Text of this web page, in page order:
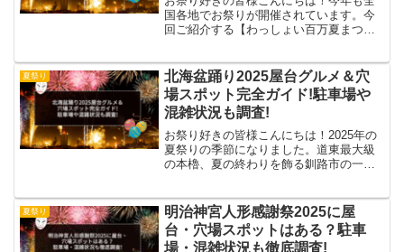
国各地でお祭りが開催されています。今
回ご紹介する【わっしょい百万夏まつ
百万夏まつりのCM動画が完成しました👏
リバーウォーク北九州向か...
夏祭り
北海盆踊り2025屋台グルメ＆穴
場スポット完全ガイド!駐車場や
混雑状況も調査!
お祭り好きの皆様こんにちは！2025年の
夏祭りの季節になりました。道東最大級
の本櫓、夏の終わりを飾る釧路市の一大
ます。ただいま参加者募集中です!!一緒に
盛り上げて...
夏祭り
明治神宮人形感謝祭2025に屋
台・穴場スポットはある？駐車
場・混雑状況も徹底調査!